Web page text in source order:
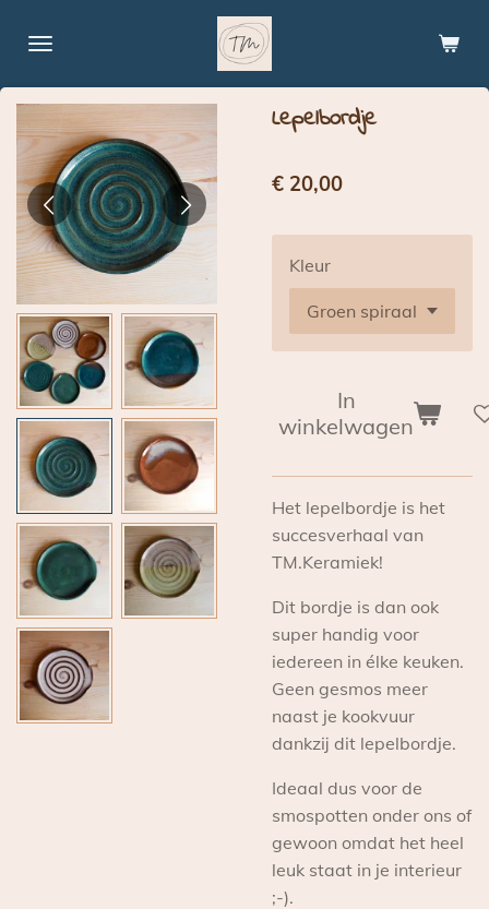
direct
de
hoofdinhoud
Lepelbordje
€ 20,00
Kleur
In
winkelwagen
Het lepelbordje is het
succesverhaal van
TM.Keramiek!
Dit bordje is dan ook
super handig voor
iedereen in élke keuken.
Geen gesmos meer
naast je kookvuur
dankzij dit lepelbordje.
Ideaal dus voor de
smospotten onder ons of
gewoon omdat het heel
leuk staat in je interieur
;-).